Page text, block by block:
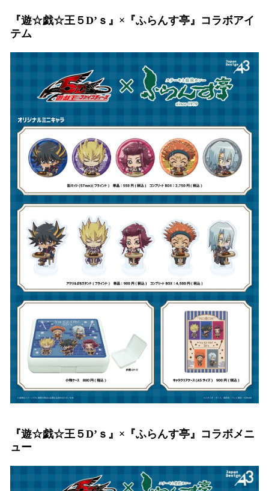
『遊☆戯☆王５D’ｓ』×『ふらんす亭』コラボアイ
テム
『遊☆戯☆王５D’ｓ』×『ふらんす亭』コラボメニ
ュー